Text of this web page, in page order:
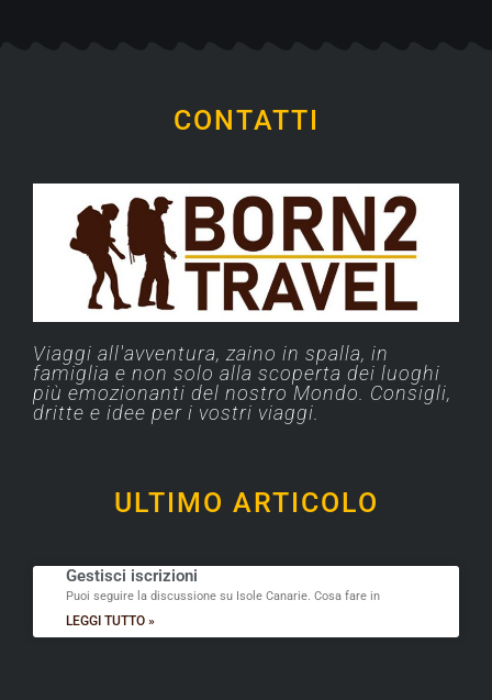
CONTATTI
Viaggi all'avventura, zaino in spalla, in
famiglia e non solo alla scoperta dei luoghi
più emozionanti del nostro Mondo. Consigli,
dritte e idee per i vostri viaggi.
ULTIMO ARTICOLO
Gestisci iscrizioni
Puoi seguire la discussione su Isole Canarie. Cosa fare in
LEGGI TUTTO »